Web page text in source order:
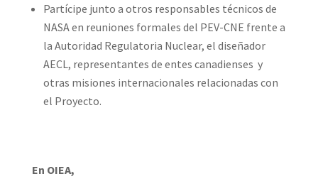
Partícipe junto a otros responsables técnicos de
NASA en reuniones formales del PEV-CNE frente a
la Autoridad Regulatoria Nuclear, el diseñador
AECL, representantes de entes canadienses y
otras misiones internacionales relacionadas con
el Proyecto.
En OIEA,